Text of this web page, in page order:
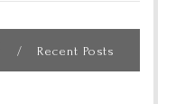
Recent Posts